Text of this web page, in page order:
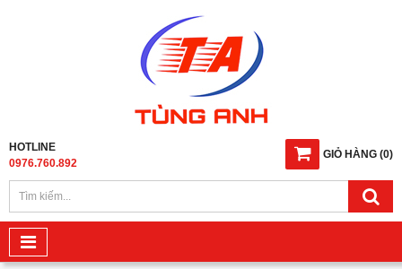
GIỎ HÀNG (0)
HOTLINE
0976.760.892